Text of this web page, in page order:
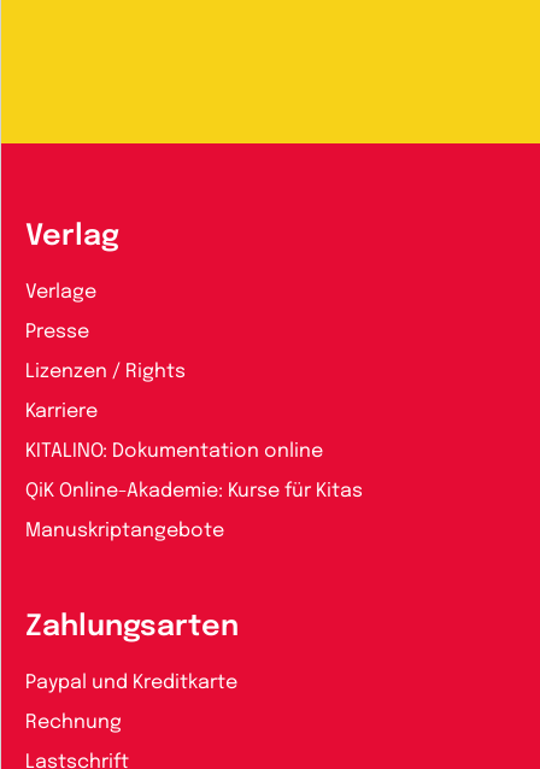
Verlag
Verlage
Presse
Lizenzen / Rights
Karriere
KITALINO: Dokumentation online
QiK Online-Akademie: Kurse für Kitas
Manuskriptangebote
Zahlungsarten
Paypal und Kreditkarte
Rechnung
Lastschrift